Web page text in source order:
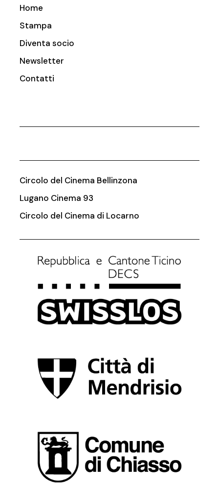
Home
Stampa
Diventa socio
Newsletter
Contatti
Circolo del Cinema Bellinzona
Lugano Cinema 93
Circolo del Cinema di Locarno